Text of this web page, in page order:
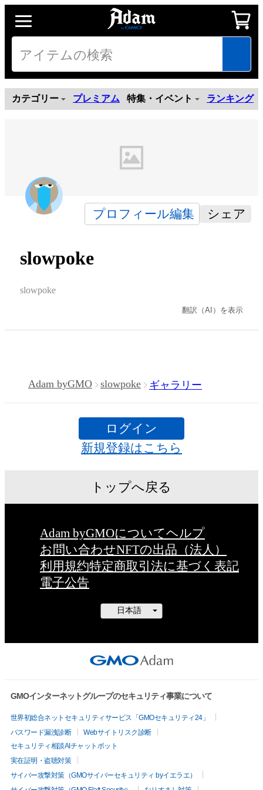
カテゴリー プレミアム 特集・イベント ランキング
プロフィール編集 シェア
slowpoke
slowpoke
翻訳（AI）を表示
Adam byGMO slowpoke ギャラリー
ログイン
新規登録はこちら
トップへ戻る
Adam byGMOについてヘルプ
お問い合わせNFTの出品（法人）
利用規約特定商取引法に基づく表記
電子公告
GMOインターネットグループのセキュリティ事業について
世界初総合ネットセキュリティサービス「GMOセキュリティ24」
パスワード漏洩診断
Webサイトリスク診断
セキュリティ相談AIチャットボット
実在証明・盗聴対策
サイバー攻撃対策（GMOサイバーセキュリティ byイエラエ）